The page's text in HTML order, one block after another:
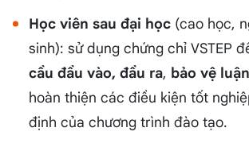
Học viên sau đại học (cao học,
sinh): sử dụng chứng chỉ VSTEP
cầu đầu vào, đầu ra, bảo vệ
hoàn thiện các điều kiện tốt
định của chương trình đào tạo.